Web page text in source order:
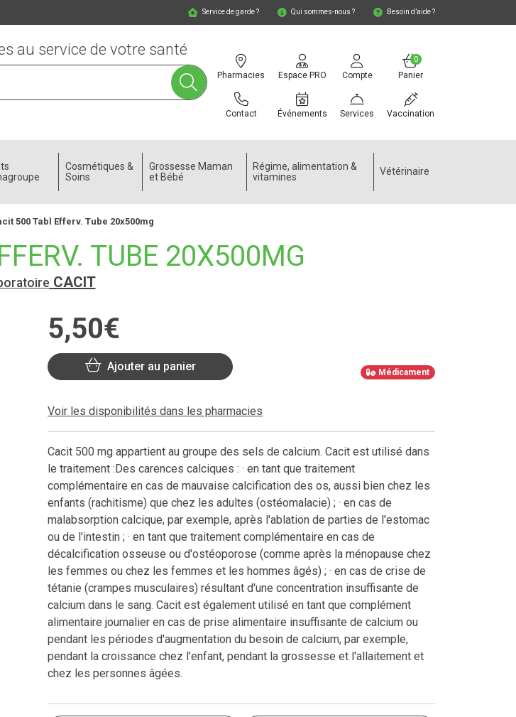
Service de garde ? Qui sommes-nous ? Besoin d’aide ?
Pharmacies
Contact
Espace PRO
Événements
Compte
Services
Panier
0
Vaccination
au service de votre santé
Cosmétiques &
Soins
Grossesse Maman
et Bébé
Régime, alimentation &
vitamines
Vétérinaire
500 Tabl Efferv. Tube 20x500mg
TUBE 20X500MG
CACIT
5,50€
Ajouter au panier Médicament
Voir les disponibilités dans les pharmacies
Cacit 500 mg appartient au groupe des sels de calcium. Cacit est utilisé dans
le traitement :Des carences calciques : · en tant que traitement
complémentaire en cas de mauvaise calcification des os, aussi bien chez les
enfants (rachitisme) que chez les adultes (ostéomalacie) ; · en cas de
malabsorption calcique, par exemple, après l'ablation de parties de l'estomac
ou de l'intestin ; · en tant que traitement complémentaire en cas de
décalcification osseuse ou d'ostéoporose (comme après la ménopause chez
les femmes ou chez les femmes et les hommes âgés) ; · en cas de crise de
tétanie (crampes musculaires) résultant d'une concentration insuffisante de
calcium dans le sang. Cacit est également utilisé en tant que complément
alimentaire journalier en cas de prise alimentaire insuffisante de calcium ou
pendant les périodes d'augmentation du besoin de calcium, par exemple,
pendant la croissance chez l'enfant, pendant la grossesse et l'allaitement et
chez les personnes âgées.